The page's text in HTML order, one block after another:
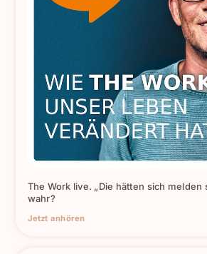
The Work live. „Die hätten sich melden
wahr?
Jetzt anhören